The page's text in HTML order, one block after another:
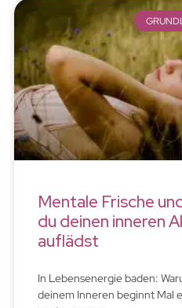
Mentale Frische
du deinen inneren
auflädst
In Lebensenergie baden:
deinem Inneren beginnt Mal